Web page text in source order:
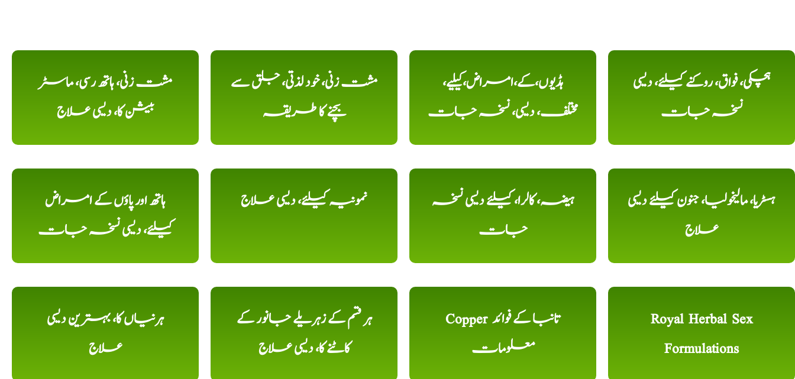
مشت زنی، ہاتھ رسی، ماسٹر
بیشن کا، دیسی علاج
مشت زنی، خود لذتی، جلق سے
بچنے کا طریقہ
ہڈیوں،کے،امراض،کیلیے،
مختلف، دیسی، نسخہ جات
ہچکی، فواق، روکنے کیلئے، دیسی
نسخہ جات
ہاتھ اور پاؤں کے امراض
کیلئے، دیسی نسخہ جات
نمونیہ کیلئے، دیسی علاج
ہیضہ، کالرا، کیلئے دیسی نسخہ
جات
ہسٹریا، مالیخولیا، جنون کیلئے دیسی
علاج
ہرنیاں کا، بہترین دیسی
علاج
ہر قسم کے زہریلے جانور کے
کاٹنے کا، دیسی علاج
Copper تانبا کے فوائد
معلومات
Royal Herbal Sex
Formulations